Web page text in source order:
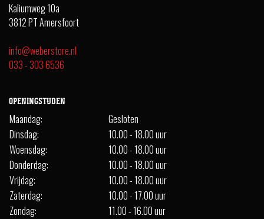
Kaliumweg 10a
3812 PT Amersfoort
info@weberstore.nl
033 - 303 6536
OPENINGSTIJDEN
Maandag:
Gesloten
Dinsdag:
10.00 - 18.00 uur
Woensdag:
10.00 - 18.00 uur
Donderdag:
10.00 - 18.00 uur
Vrijdag:
10.00 - 18.00 uur
Zaterdag:
10.00 - 17.00 uur
Zondag:
11.00 - 16.00 uur